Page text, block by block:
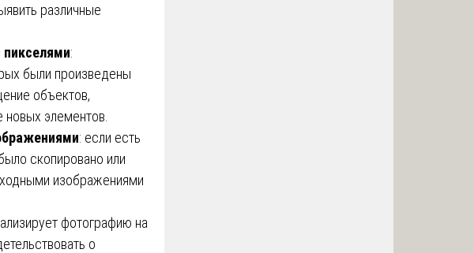
различные
пикселями:
были произведены
объектов,
элементов.
: если есть
скопировано или
изображениями
фотографию на
о